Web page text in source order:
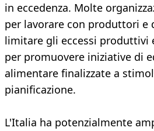
in eccedenza. Molte
per lavorare con produttori
limitare gli eccessi produttivi
per promuovere iniziative di
alimentare finalizzate a
pianificazione.
L'Italia ha potenzialmente